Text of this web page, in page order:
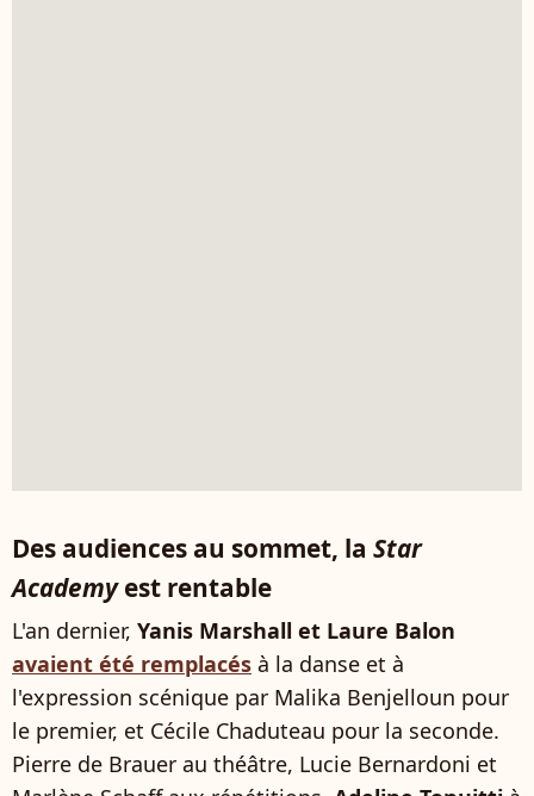
Des audiences au sommet, la Star
Academyest rentable
L'an dernier, Yanis Marshall et Laure Balon
avaient été remplacés à la danse et à
l'expression scénique par Malika Benjelloun pour
le premier, et Cécile Chaduteau pour la seconde.
Pierre de Brauer au théâtre, Lucie Bernardoni et